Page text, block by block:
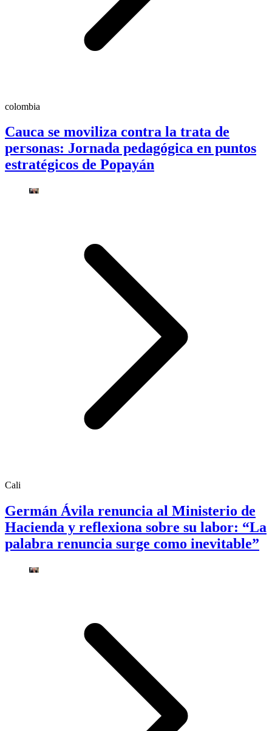
colombia
Cauca se moviliza contra la trata de
personas: Jornada pedagógica en puntos
estratégicos de Popayán
Cali
Germán Ávila renuncia al Ministerio de
Hacienda y reflexiona sobre su labor: “La
palabra renuncia surge como inevitable”